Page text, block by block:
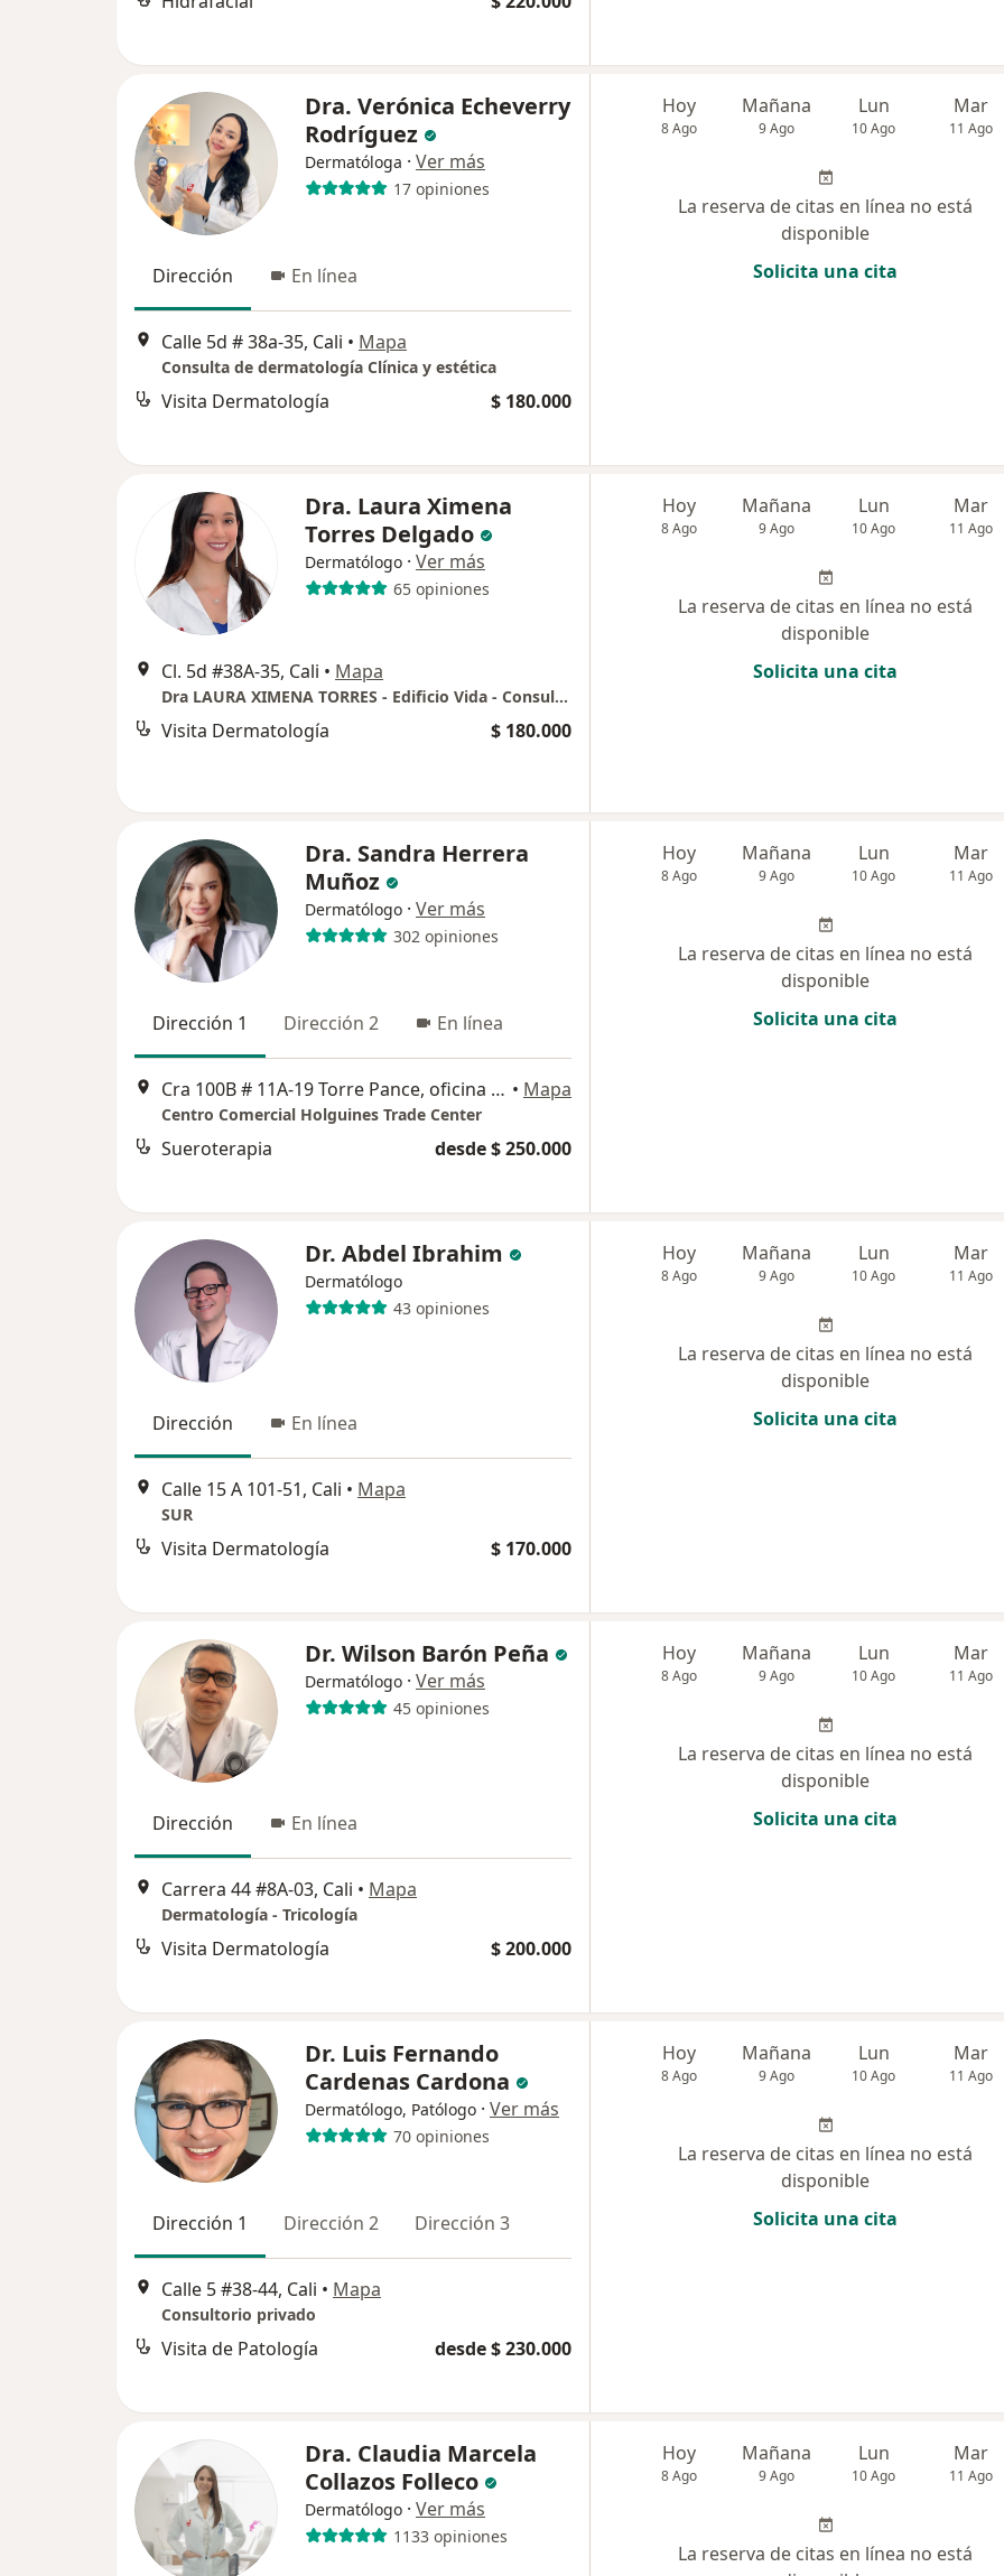
Dra. Verónica Echeverry
Rodríguez
Dermatóloga · Ver más
17 opiniones
Dirección En línea
Calle 5d # 38a-35, Cali • Mapa
Consulta de dermatología Clínica y estética
Visita Dermatología $ 180.000
Hoy
8 Ago
Mañana
9 Ago
Lun
10 Ago
Mar
11 Ago
La reserva de citas en línea no está
disponible
Solicita una cita
Dra. Laura Ximena
Torres Delgado
Dermatólogo · Ver más
65 opiniones
Cl. 5d #38A-35, Cali • Mapa
Dra LAURA XIMENA TORRES - Edificio Vida - Consultorio 1043
Visita Dermatología $ 180.000
Hoy
8 Ago
Mañana
9 Ago
Lun
10 Ago
Mar
11 Ago
La reserva de citas en línea no está
disponible
Solicita una cita
Dra. Sandra Herrera
Muñoz
Dermatólogo · Ver más
302 opiniones
Dirección 1 Dirección 2 En línea
Cra 100B # 11A-19 Torre Pance, oficina 418, Cali • Mapa
Centro Comercial Holguines Trade Center
Sueroterapia desde $ 250.000
Hoy
8 Ago
Mañana
9 Ago
Lun
10 Ago
Mar
11 Ago
La reserva de citas en línea no está
disponible
Solicita una cita
Dr. Abdel Ibrahim
Dermatólogo
43 opiniones
Dirección En línea
Calle 15 A 101-51, Cali • Mapa
SUR
Visita Dermatología $ 170.000
Hoy
8 Ago
Mañana
9 Ago
Lun
10 Ago
Mar
11 Ago
La reserva de citas en línea no está
disponible
Solicita una cita
Dr. Wilson Barón Peña
Dermatólogo · Ver más
45 opiniones
Dirección En línea
Carrera 44 #8A-03, Cali • Mapa
Dermatología - Tricología
Visita Dermatología $ 200.000
Hoy
8 Ago
Mañana
9 Ago
Lun
10 Ago
Mar
11 Ago
La reserva de citas en línea no está
disponible
Solicita una cita
Dr. Luis Fernando
Cardenas Cardona
Dermatólogo, Patólogo · Ver más
70 opiniones
Dirección 1 Dirección 2 Dirección 3
Calle 5 #38-44, Cali • Mapa
Consultorio privado
Visita de Patología desde $ 230.000
Hoy
8 Ago
Mañana
9 Ago
Lun
10 Ago
Mar
11 Ago
La reserva de citas en línea no está
disponible
Solicita una cita
Dra. Claudia Marcela
Collazos Folleco
Dermatólogo · Ver más
1133 opiniones
Hoy
8 Ago
Mañana
9 Ago
Lun
10 Ago
Mar
11 Ago
La reserva de citas en línea no está